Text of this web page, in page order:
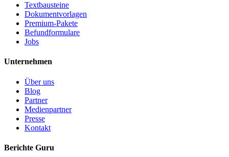
Textbausteine
Dokumentvorlagen
Premium-Pakete
Befundformulare
Jobs
Unternehmen
Über uns
Blog
Partner
Medienpartner
Presse
Kontakt
Berichte Guru